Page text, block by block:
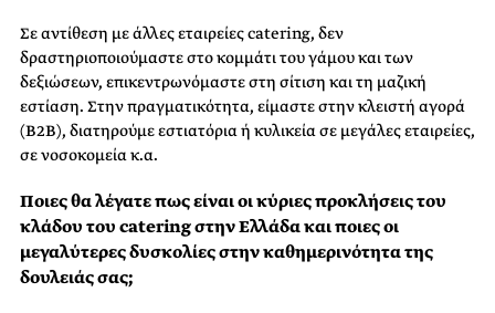
Σε αντίθεση με άλλες εταιρείες catering, δεν
δραστηριοποιούμαστε στο κομμάτι του γάμου και των
δεξιώσεων, επικεντρωνόμαστε στη σίτιση και τη μαζική
εστίαση. Στην πραγματικότητα, είμαστε στην κλειστή αγορά
(B2B), διατηρούμε εστιατόρια ή κυλικεία σε μεγάλες εταιρείες,
σε νοσοκομεία κ.α.
Ποιες θα λέγατε πως είναι οι κύριες προκλήσεις του
κλάδου του catering στην Ελλάδα και ποιες οι
μεγαλύτερες δυσκολίες στην καθημερινότητα της
δουλειάς σας;